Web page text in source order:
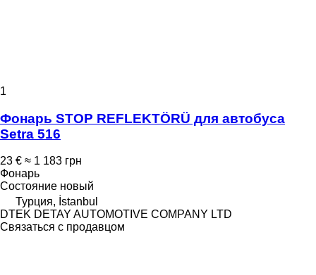
1
Фонарь STOP REFLEKTÖRÜ для автобуса
Setra 516
23 € ≈ 1 183 грн
Фонарь
Состояние новый
Турция, İstanbul
DTEK DETAY AUTOMOTIVE COMPANY LTD
Связаться с продавцом